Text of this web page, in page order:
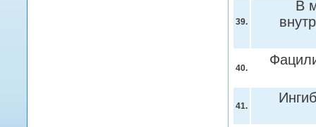
39.
В
40.
41.